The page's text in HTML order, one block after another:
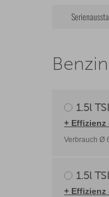
Benzin
1.5l
+ Effizienz
Verbrauch Ø
1.5l
+ Effizienz